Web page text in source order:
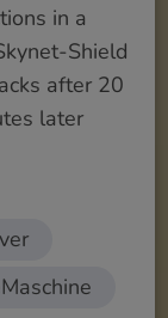
in a
Shield
after 20
later